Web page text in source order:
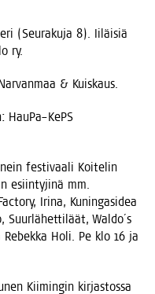
(Seu­ra­ku­ja 8). Iiläi­siä
ry.
& Kuiskaus.
HauPa–KePS
fes­ti­vaa­li Koi­te­lin
esiin­ty­ji­nä mm.
Iri­na, Kunin­gas­idea
Suur­lä­het­ti­läät, Waldo´s
Rebek­ka Holi. Pe klo 16 ja
Kii­min­gin kir­jas­tos­sa